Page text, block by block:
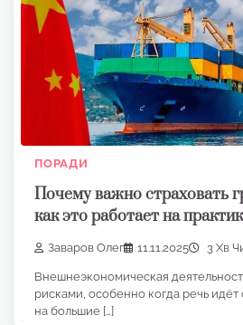
ПОРАДИ
Почему важно страховать
как это работает на
Заваров Олег 11.11.2025 3 Хв
Внешнеэкономическая
рисками, особенно когда речь идёт
на большие […]